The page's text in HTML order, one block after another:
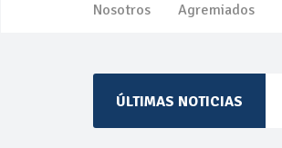
Nosotros Agremiados
ÚLTIMAS NOTICIAS